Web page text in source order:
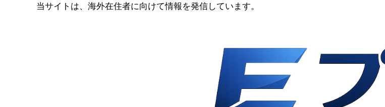
当サイトは、海外在住者に向けて情報を発信しています。